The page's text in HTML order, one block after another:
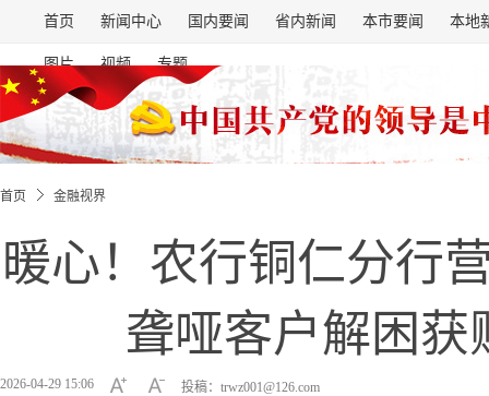
首页 新闻中心 国内要闻 省内新闻 本市要闻 本地
图片 视频 专题
首页 金融视界
暖心！农行铜仁分行
聋哑客户解困获
2026-04-29 15:06 投稿：trwz001@126.com